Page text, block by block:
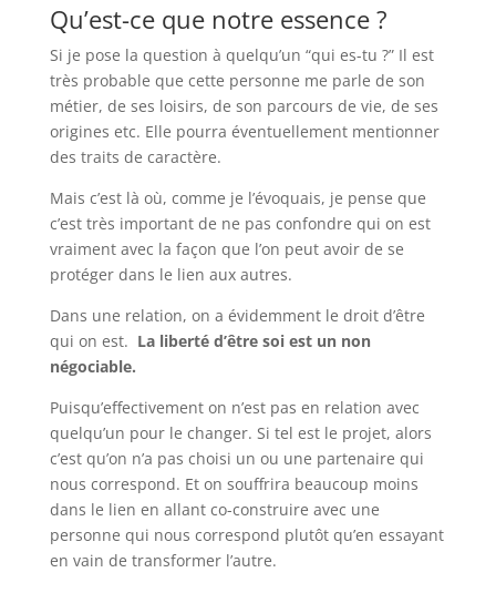
Qu’est-ce que notre essence ?
Si je pose la question à quelqu’un “qui es-tu ?” Il est
très probable que cette personne me parle de son
métier, de ses loisirs, de son parcours de vie, de ses
origines etc. Elle pourra éventuellement mentionner
des traits de caractère.
Mais c’est là où, comme je l’évoquais, je pense que
c’est très important de ne pas confondre qui on est
vraiment avec la façon que l’on peut avoir de se
protéger dans le lien aux autres.
Dans une relation, on a évidemment le droit d’être
qui on est. La liberté d’être soi est un non
négociable.
Puisqu’effectivement on n’est pas en relation avec
quelqu’un pour le changer. Si tel est le projet, alors
c’est qu’on n’a pas choisi un ou une partenaire qui
nous correspond. Et on souffrira beaucoup moins
dans le lien en allant co-construire avec une
personne qui nous correspond plutôt qu’en essayant
en vain de transformer l’autre.